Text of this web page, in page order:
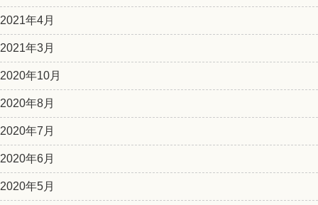
2021年4月
2021年3月
2020年10月
2020年8月
2020年7月
2020年6月
2020年5月